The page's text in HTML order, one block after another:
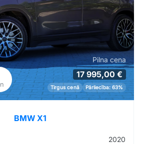
Pilna cena
17 995,00 €
Tirgus cenā Pārliecība: 63%
BMW X1
2020